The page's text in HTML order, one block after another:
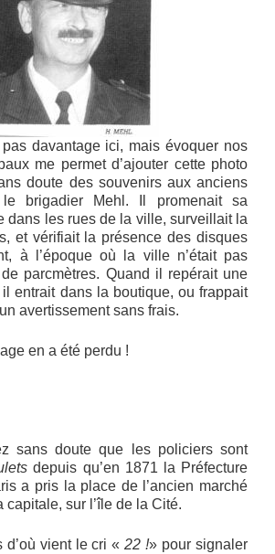
davantage ici, mais évoquer nos
me permet d’ajouter cette photo
doute des souvenirs aux anciens
le brigadier Mehl. Il promenait sa
dans les rues de la ville, surveillait la
et vérifiait la présence des disques
à l’époque où la ville n’était pas
parcmètres. Quand il repérait une
entrait dans la boutique, ou frappait
avertissement sans frais.
en a été perdu !
sans doute que les policiers sont
depuis qu’en 1871 la Préfecture
a pris la place de l’ancien marché
capitale, sur l’île de la Cité.
d’où vient le cri «22 !» pour signaler